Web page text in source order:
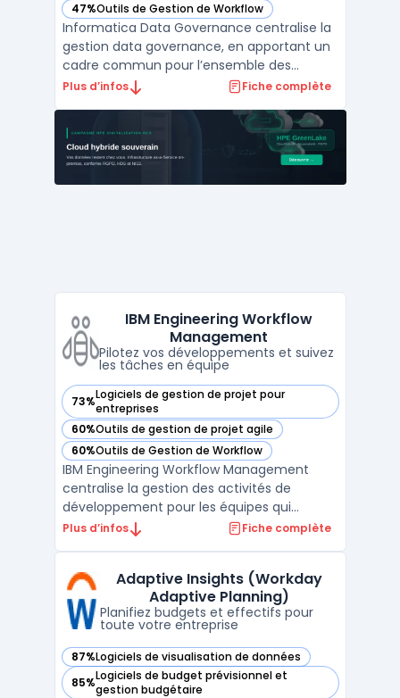
47%Outils de Gestion de Workflow
— voir Informatica Data Governance dans cette catégorie
Informatica Data Governance centralise la
gestion data governance, en apportant un
cadre commun pour l’ensemble des
acteurs et systèmes répartis dans
l’environnement cloud IDMC, permettant
ainsi la constitution d’un référentiel unique
de métadonnées pour tous le ...
Plus d’infos Fiche complète
IBM Engineering Workflow
Management
Pilotez vos développements et suivez
les tâches en équipe
73%Logiciels de gestion de projet pour
entreprises
— voir IBM Engineering Workflow Management dans cette
60%Outils de gestion de projet agile
— voir IBM Engineering Workflow Management dans cette
60%Outils de Gestion de Workflow
— voir IBM Engineering Workflow Management dans cette
IBM Engineering Workflow Management
centralise la gestion des activités de
développement pour les équipes qui
organisent les livrables, suivent les
cycle de vie logiciel à grande échelle où la
coordination entre man ...
Plus d’infos Fiche complète
Adaptive Insights (Workday
Adaptive Planning)
Planifiez budgets et effectifs pour
toute votre entreprise
87%Logiciels de visualisation de données
— voir Adaptive Insights (Workday Adaptive Planning)
85%Logiciels de budget prévisionnel et
gestion budgétaire
— voir Adaptive Insights (Workday Adaptive Planning)